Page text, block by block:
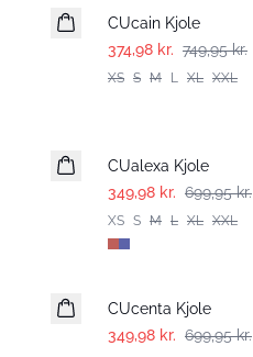
CUcain Kjole
374,98 kr. 749,95 kr.
XS S M L XL XXL
CUalexa Kjole
349,98 kr. 699,95 kr.
XS S M L XL XXL
CUcenta Kjole
349,98 kr. 699,95 kr.